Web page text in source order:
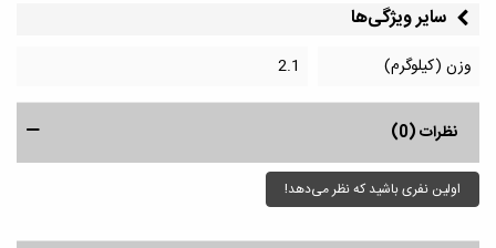
سایر ویژگی‌ها
وزن (کیلوگرم) 2.1
نظرات (0)
اولین نفری باشید که نظر می‌دهد!